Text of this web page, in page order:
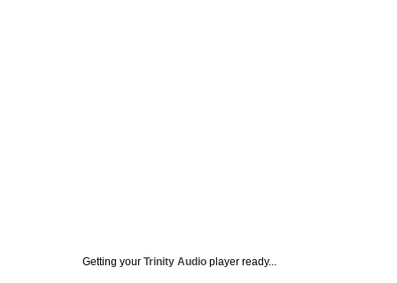
Getting your Trinity Audio player ready...